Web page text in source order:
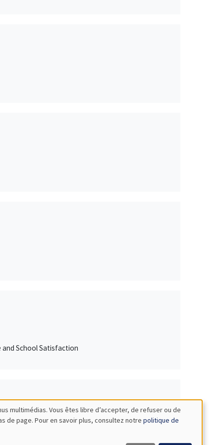
and School Satisfaction
multimédias. Vous êtes libre d’accepter, de refuser ou de
de page. Pour en savoir plus, consultez notre politique de